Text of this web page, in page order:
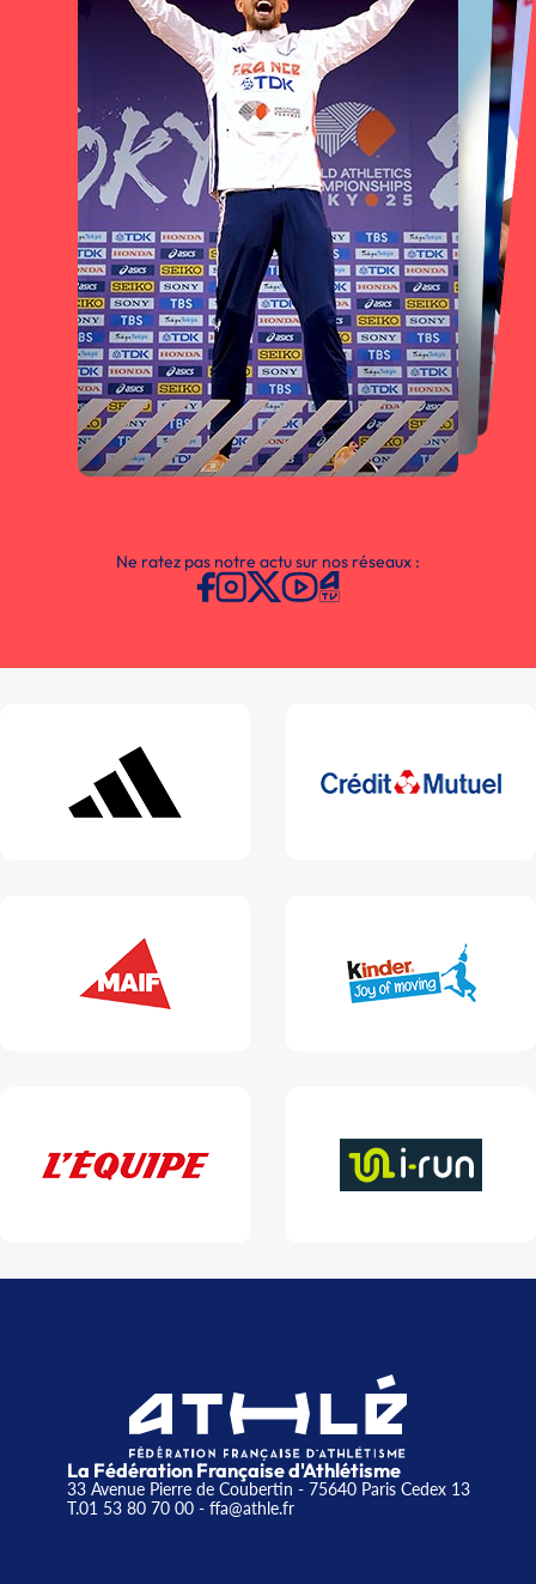
Ne ratez pas notre actu sur nos réseaux :
La Fédération Française d'Athlétisme
33 Avenue Pierre de Coubertin - 75640 Paris Cedex 13
T.01 53 80 70 00- ffa@athle.fr